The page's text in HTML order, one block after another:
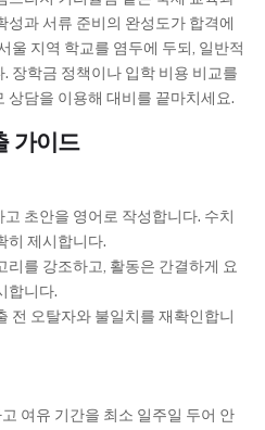
성과 서류 준비의 완성도가 합격에
울 지역 학교를 염두에 두되, 일반적
장학금 정책이나 입학 비용 비교를
상담을 이용해 대비를 끝마치세요.
가이드
초안을 영어로 작성합니다. 수치
히 제시합니다.
리를 강조하고, 활동은 간결하게 요
합니다.
전 오탈자와 불일치를 재확인합니
여유 기간을 최소 일주일 두어 안